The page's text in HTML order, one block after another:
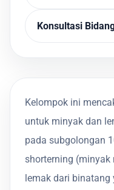
Konsultasi
Kelompok ini
untuk minyak dan
pada subgolongan
shorterning
lemak dari